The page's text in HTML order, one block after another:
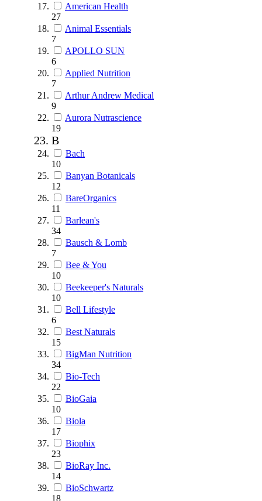
American Health
27
Animal Essentials
7
APOLLO SUN
6
Applied Nutrition
7
Arthur Andrew Medical
9
Aurora Nutrascience
19
B
Bach
10
Banyan Botanicals
12
BareOrganics
11
Barlean's
34
Bausch & Lomb
7
Bee & You
10
Beekeeper's Naturals
10
Bell Lifestyle
6
Best Naturals
15
BigMan Nutrition
34
Bio-Tech
22
BioGaia
10
Biola
17
Biophix
23
BioRay Inc.
14
BioSchwartz
18